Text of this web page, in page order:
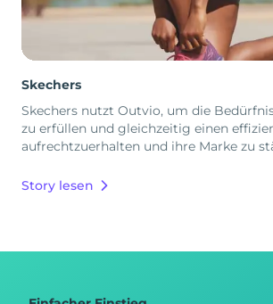
Skechers
Skechers nutzt Outvio, um die
zu erfüllen und gleichzeitig einen
aufrechtzuerhalten und ihre Marke zu
Story lesen